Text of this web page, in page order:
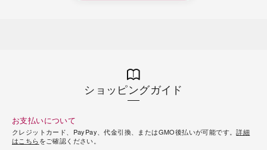
ショッピングガイド
お支払いについて
クレジットカード、PayPay、代金引換、またはGMO後払いが可能です。詳細
はこちらをご確認ください。